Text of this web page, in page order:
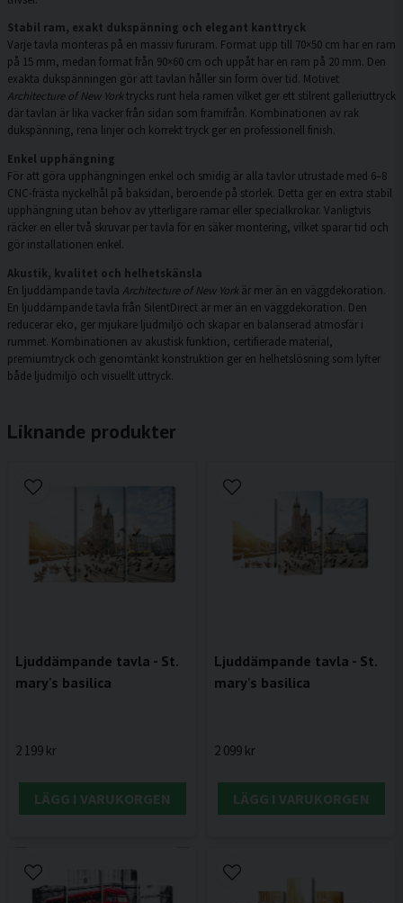
Stabil ram, exakt dukspänning och elegant kanttryck
Varje tavla monteras på en massiv fururam. Format upp till 70×50 cm har en ram
på 15 mm, medan format från 90×60 cm och uppåt har en ram på 20 mm. Den
exakta dukspänningen gör att tavlan håller sin form över tid. Motivet
Architecture of New Yorktrycks runt hela ramen vilket ger ett stilrent galleriuttryck
där tavlan är lika vacker från sidan som framifrån. Kombinationen av rak
dukspänning, rena linjer och korrekt tryck ger en professionell finish.
Enkel upphängning
För att göra upphängningen enkel och smidig är alla tavlor utrustade med 6–8
CNC-frästa nyckelhål på baksidan, beroende på storlek. Detta ger en extra stabil
upphängning utan behov av ytterligare ramar eller specialkrokar. Vanligtvis
räcker en eller två skruvar per tavla för en säker montering, vilket sparar tid och
gör installationen enkel.
Akustik, kvalitet och helhetskänsla
En ljuddämpande tavla Architecture of New Yorkär mer än en väggdekoration.
En ljuddämpande tavla från SilentDirect är mer än en väggdekoration. Den
reducerar eko, ger mjukare ljudmiljö och skapar en balanserad atmosfär i
rummet. Kombinationen av akustisk funktion, certifierade material,
premiumtryck och genomtänkt konstruktion ger en helhetslösning som lyfter
både ljudmiljö och visuellt uttryck.
Liknande produkter
Ljuddämpande tavla - St.
mary's basilica
2 199 kr
LÄGG I VARUKORGEN
Ljuddämpande tavla - St.
mary's basilica
2 099 kr
LÄGG I VARUKORGEN